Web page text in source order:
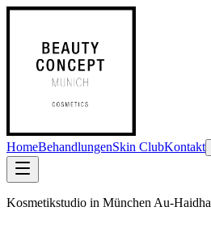
HomeBehandlungenSkin ClubKontakt
Kosmetikstudio in München Au-